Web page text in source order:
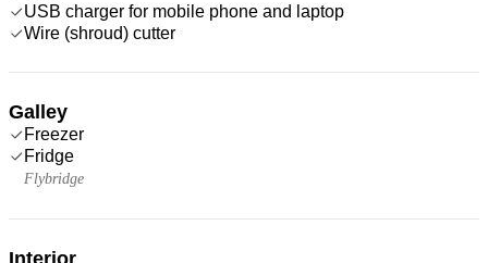
USB charger for mobile phone and laptop
Wire (shroud) cutter
Galley
Freezer
Fridge
Flybridge
Interior